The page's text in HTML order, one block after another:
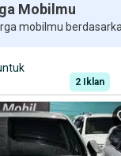
Mobilmu
mobilmu
2 Iklan